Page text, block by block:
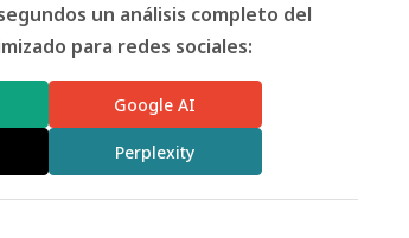
un análisis completo del
para redes sociales:
Google AI
Perplexity